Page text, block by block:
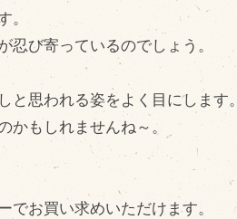
。
び寄っているのでしょう。
思われる姿をよく目にします。
かもしれませんね～。
でお買い求めいただけます。
LINE公式アカウント
Instagram
RSS フィード